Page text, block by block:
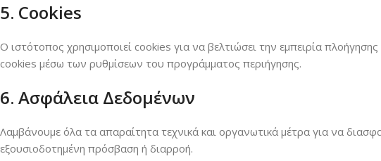
5. Cookies
Ο ιστότοπος χρησιμοποιεί cookies για να βελτιώσει την εμπειρία
cookies μέσω των ρυθμίσεων του προγράμματος περιήγησης.
6. Ασφάλεια Δεδομένων
Λαμβάνουμε όλα τα απαραίτητα τεχνικά και οργανωτικά μέτρα για να
εξουσιοδοτημένη πρόσβαση ή διαρροή.